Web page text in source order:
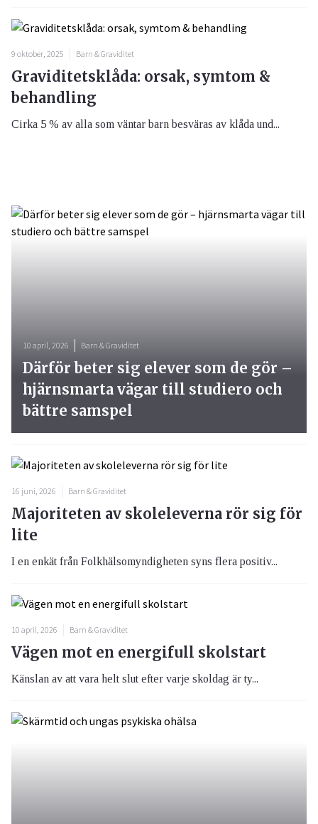
9 oktober, 2025 Barn & Graviditet
Graviditetsklåda: orsak, symtom &
behandling
Cirka 5 % av alla som väntar barn besväras av klåda und...
16 juni, 2026 Barn & Graviditet
Majoriteten av skoleleverna rör sig för
lite
I en enkät från Folkhälsomyndigheten syns flera positiv...
10 april, 2026 Barn & Graviditet
Vägen mot en energifull skolstart
Känslan av att vara helt slut efter varje skoldag är ty...
10 april, 2026 Barn & Graviditet
Därför beter sig elever som de gör –
hjärnsmarta vägar till studiero och
bättre samspel